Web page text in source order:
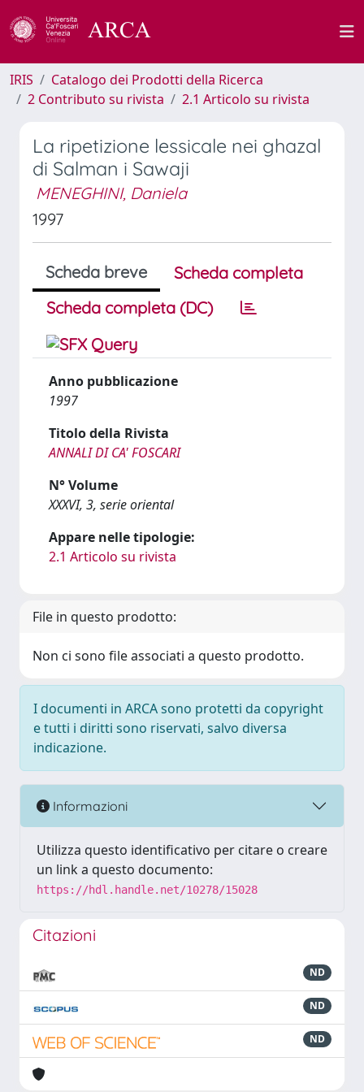
IRIS
Catalogo dei Prodotti della Ricerca
2 Contributo su rivista
2.1 Articolo su rivista
La ripetizione lessicale nei ghazal
di Salman i Sawaji
MENEGHINI, Daniela
1997
Scheda breve
Scheda completa
Scheda completa (DC)
Anno pubblicazione
1997
Titolo della Rivista
ANNALI DI CA' FOSCARI
N° Volume
XXXVI, 3, serie oriental
Appare nelle tipologie:
2.1 Articolo su rivista
File in questo prodotto:
Non ci sono file associati a questo prodotto.
I documenti in ARCA sono protetti da copyright
e tutti i diritti sono riservati, salvo diversa
indicazione.
Informazioni
Utilizza questo identificativo per citare o creare
un link a questo documento:
https://hdl.handle.net/10278/15028
Citazioni
ND
ND
ND